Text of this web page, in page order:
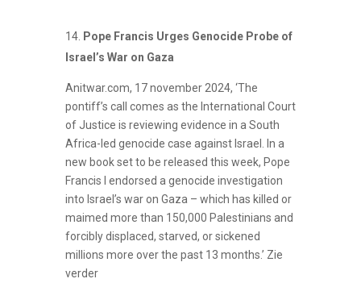
Pope Francis Urges Genocide Probe of
Israel’s War on Gaza
Anitwar.com, 17 november 2024, ‘The
pontiff’s call comes as the International Court
of Justice is reviewing evidence in a South
Africa-led genocide case against Israel. In a
new book set to be released this week, Pope
Francis I endorsed a genocide investigation
into Israel’s war on Gaza – which has killed or
maimed more than 150,000 Palestinians and
forcibly displaced, starved, or sickened
millions more over the past 13 months.’ Zie
verder